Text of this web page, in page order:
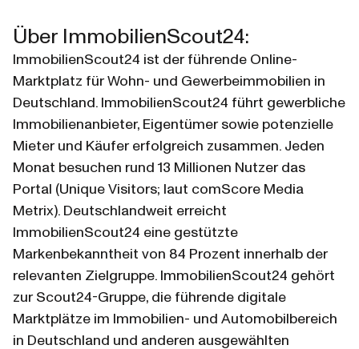
Über ImmobilienScout24:
ImmobilienScout24 ist der führende Online-
Marktplatz für Wohn- und Gewerbeimmobilien in
Deutschland. ImmobilienScout24 führt gewerbliche
Immobilienanbieter, Eigentümer sowie potenzielle
Mieter und Käufer erfolgreich zusammen. Jeden
Monat besuchen rund 13 Millionen Nutzer das
Portal (Unique Visitors; laut comScore Media
Metrix). Deutschlandweit erreicht
ImmobilienScout24 eine gestützte
Markenbekanntheit von 84 Prozent innerhalb der
relevanten Zielgruppe. ImmobilienScout24 gehört
zur Scout24-Gruppe, die führende digitale
Marktplätze im Immobilien- und Automobilbereich
in Deutschland und anderen ausgewählten